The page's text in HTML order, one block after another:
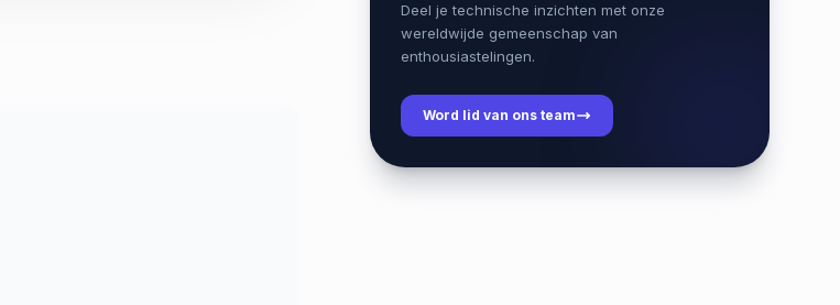
Deel je technische inzichten met onze
wereldwijde gemeenschap van
enthousiastelingen.
Word lid van ons team